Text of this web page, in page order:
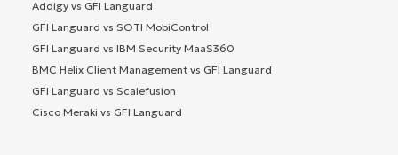
Addigy vs GFI Languard
GFI Languard vs SOTI MobiControl
GFI Languard vs IBM Security MaaS360
BMC Helix Client Management vs GFI Languard
GFI Languard vs Scalefusion
Cisco Meraki vs GFI Languard